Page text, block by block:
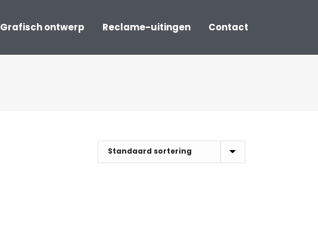
Grafisch ontwerp Reclame-uitingen Contact